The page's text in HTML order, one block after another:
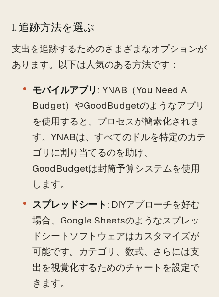
1. 追跡方法を選ぶ
支出を追跡するためのさまざまなオプションが
あります。以下は人気のある方法です：
モバイルアプリ : YNAB（You Need A
Budget）やGoodBudgetのようなアプリ
を使用すると、プロセスが簡素化されま
す。YNABは、すべてのドルを特定のカテ
ゴリに割り当てるのを助け、
GoodBudgetは封筒予算システムを使用
します。
スプレッドシート : DIYアプローチを好む
場合、Google Sheetsのようなスプレッ
ドシートソフトウェアはカスタマイズが
可能です。カテゴリ、数式、さらには支
出を視覚化するためのチャートを設定で
きます。